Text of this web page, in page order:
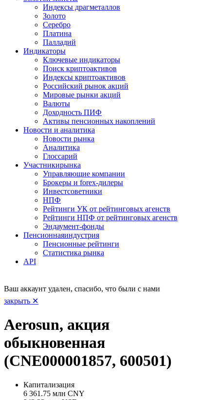
Индексы драгметаллов
Золото
Серебро
Платина
Палладий
Индикаторы
Ключевые индикаторы
Поиск криптоактивов
Индексы криптоактивов
Российский рынок акций
Мировые рынки акций
Валюты
Доходность ПИФ
Активы пенсионных накоплений
Новости и аналитика
Новости рынка
Аналитика
Глоссарий
Участникирынка
Управляющие компании
Брокеры и forex-дилеры
Инвестсоветники
НПФ
Рейтинги УК от рейтинговых агенств
Рейтинги НПФ от рейтинговых агенств
Эндаумент-фонды
Пенсионнаяиндустрия
Пенсионные рейтинги
Статистика рынка
API
Ваш аккаунт удален, спасибо, что были с нами
закрыть ✕
Aerosun, акция
обыкновенная
(CNE000001857, 600501)
Капитализация
6 361.75 млн CNY